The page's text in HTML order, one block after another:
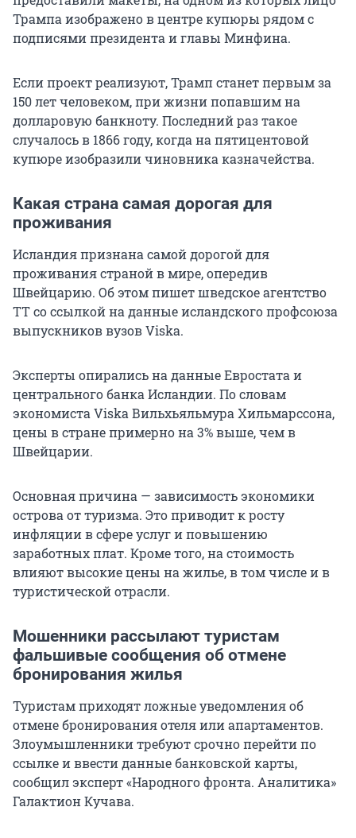
Трампа изображено в центре купюры рядом с
подписями президента и главы Минфина.
Если проект реализуют, Трамп станет первым за
150 лет человеком, при жизни попавшим на
долларовую банкноту. Последний раз такое
случалось в 1866 году, когда на пятицентовой
купюре изобразили чиновника казначейства.
Какая страна самая дорогая для
проживания
Исландия признана самой дорогой для
проживания страной в мире, опередив
Швейцарию. Об этом пишет шведское агентство
ТТ со ссылкой на данные исландского профсоюза
выпускников вузов Viska.
Эксперты опирались на данные Евростата и
центрального банка Исландии. По словам
экономиста Viska Вильхьяльмура Хильмарссона,
цены в стране примерно на 3% выше, чем в
Швейцарии.
Основная причина — зависимость экономики
острова от туризма. Это приводит к росту
инфляции в сфере услуг и повышению
заработных плат. Кроме того, на стоимость
влияют высокие цены на жилье, в том числе и в
туристической отрасли.
Мошенники рассылают туристам
фальшивые сообщения об отмене
бронирования жилья
Туристам приходят ложные уведомления об
отмене бронирования отеля или апартаментов.
Злоумышленники требуют срочно перейти по
ссылке и ввести данные банковской карты,
сообщил эксперт «Народного фронта. Аналитика»
Галактион Кучава.